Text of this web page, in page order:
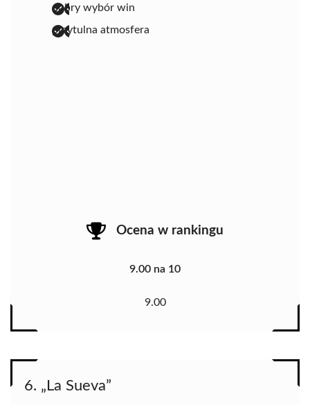
dobry wybór win
przytulna atmosfera
Ocena w rankingu
9.00 na 10
9.00
6. „La Sueva”